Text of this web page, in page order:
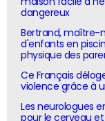
dangereux
Bertrand, maître-
d'enfants en
physique des
Ce Français
violence grâce à
Les neurologues
pour le cerveau